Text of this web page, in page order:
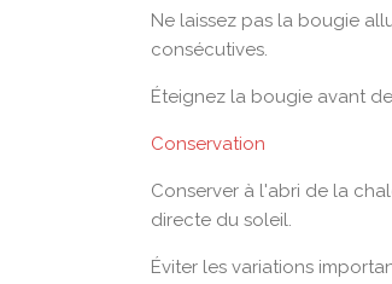
Ne laissez pas la bougie
consécutives.
Éteignez la bougie avant
Conservation
Conserver à l'abri de la
directe du soleil.
Éviter les variations